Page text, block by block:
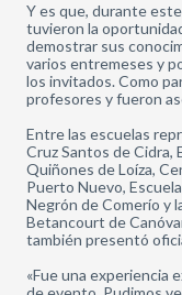
Y es que, durante
tuvieron la
demostrar sus
varios entremeses y
los invitados. Como
profesores y fueron
Entre las escuelas
Cruz Santos de Cidra,
Quiñones de Loíza,
Puerto Nuevo,
Negrón de Comerío y
Betancourt de
también presentó
«Fue una experiencia